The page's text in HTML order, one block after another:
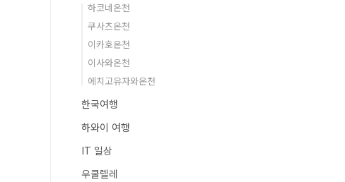
하코네온천
쿠사츠온천
이카호온천
이사와온천
에치고유자와온천
한국여행
하와이 여행
IT 일상
우쿨렐레